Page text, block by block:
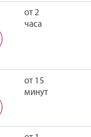
от 2
часа
от 15
минут